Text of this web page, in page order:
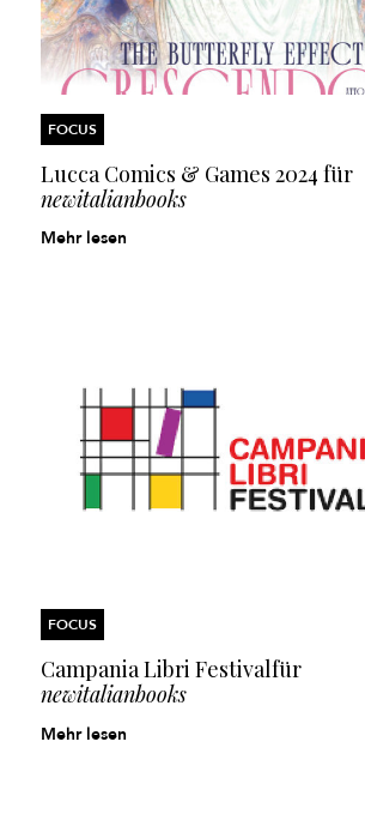
FOCUS
Lucca Comics & Games 2024für
newitalianbooks
Mehr lesen
FOCUS
Campania Libri Festivalfür
newitalianbooks
Mehr lesen